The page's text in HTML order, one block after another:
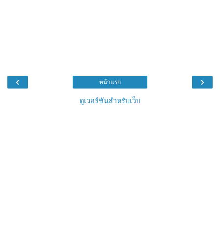
‹ ›
หน้าแรก
ดูเวอร์ชันสำหรับเว็บ